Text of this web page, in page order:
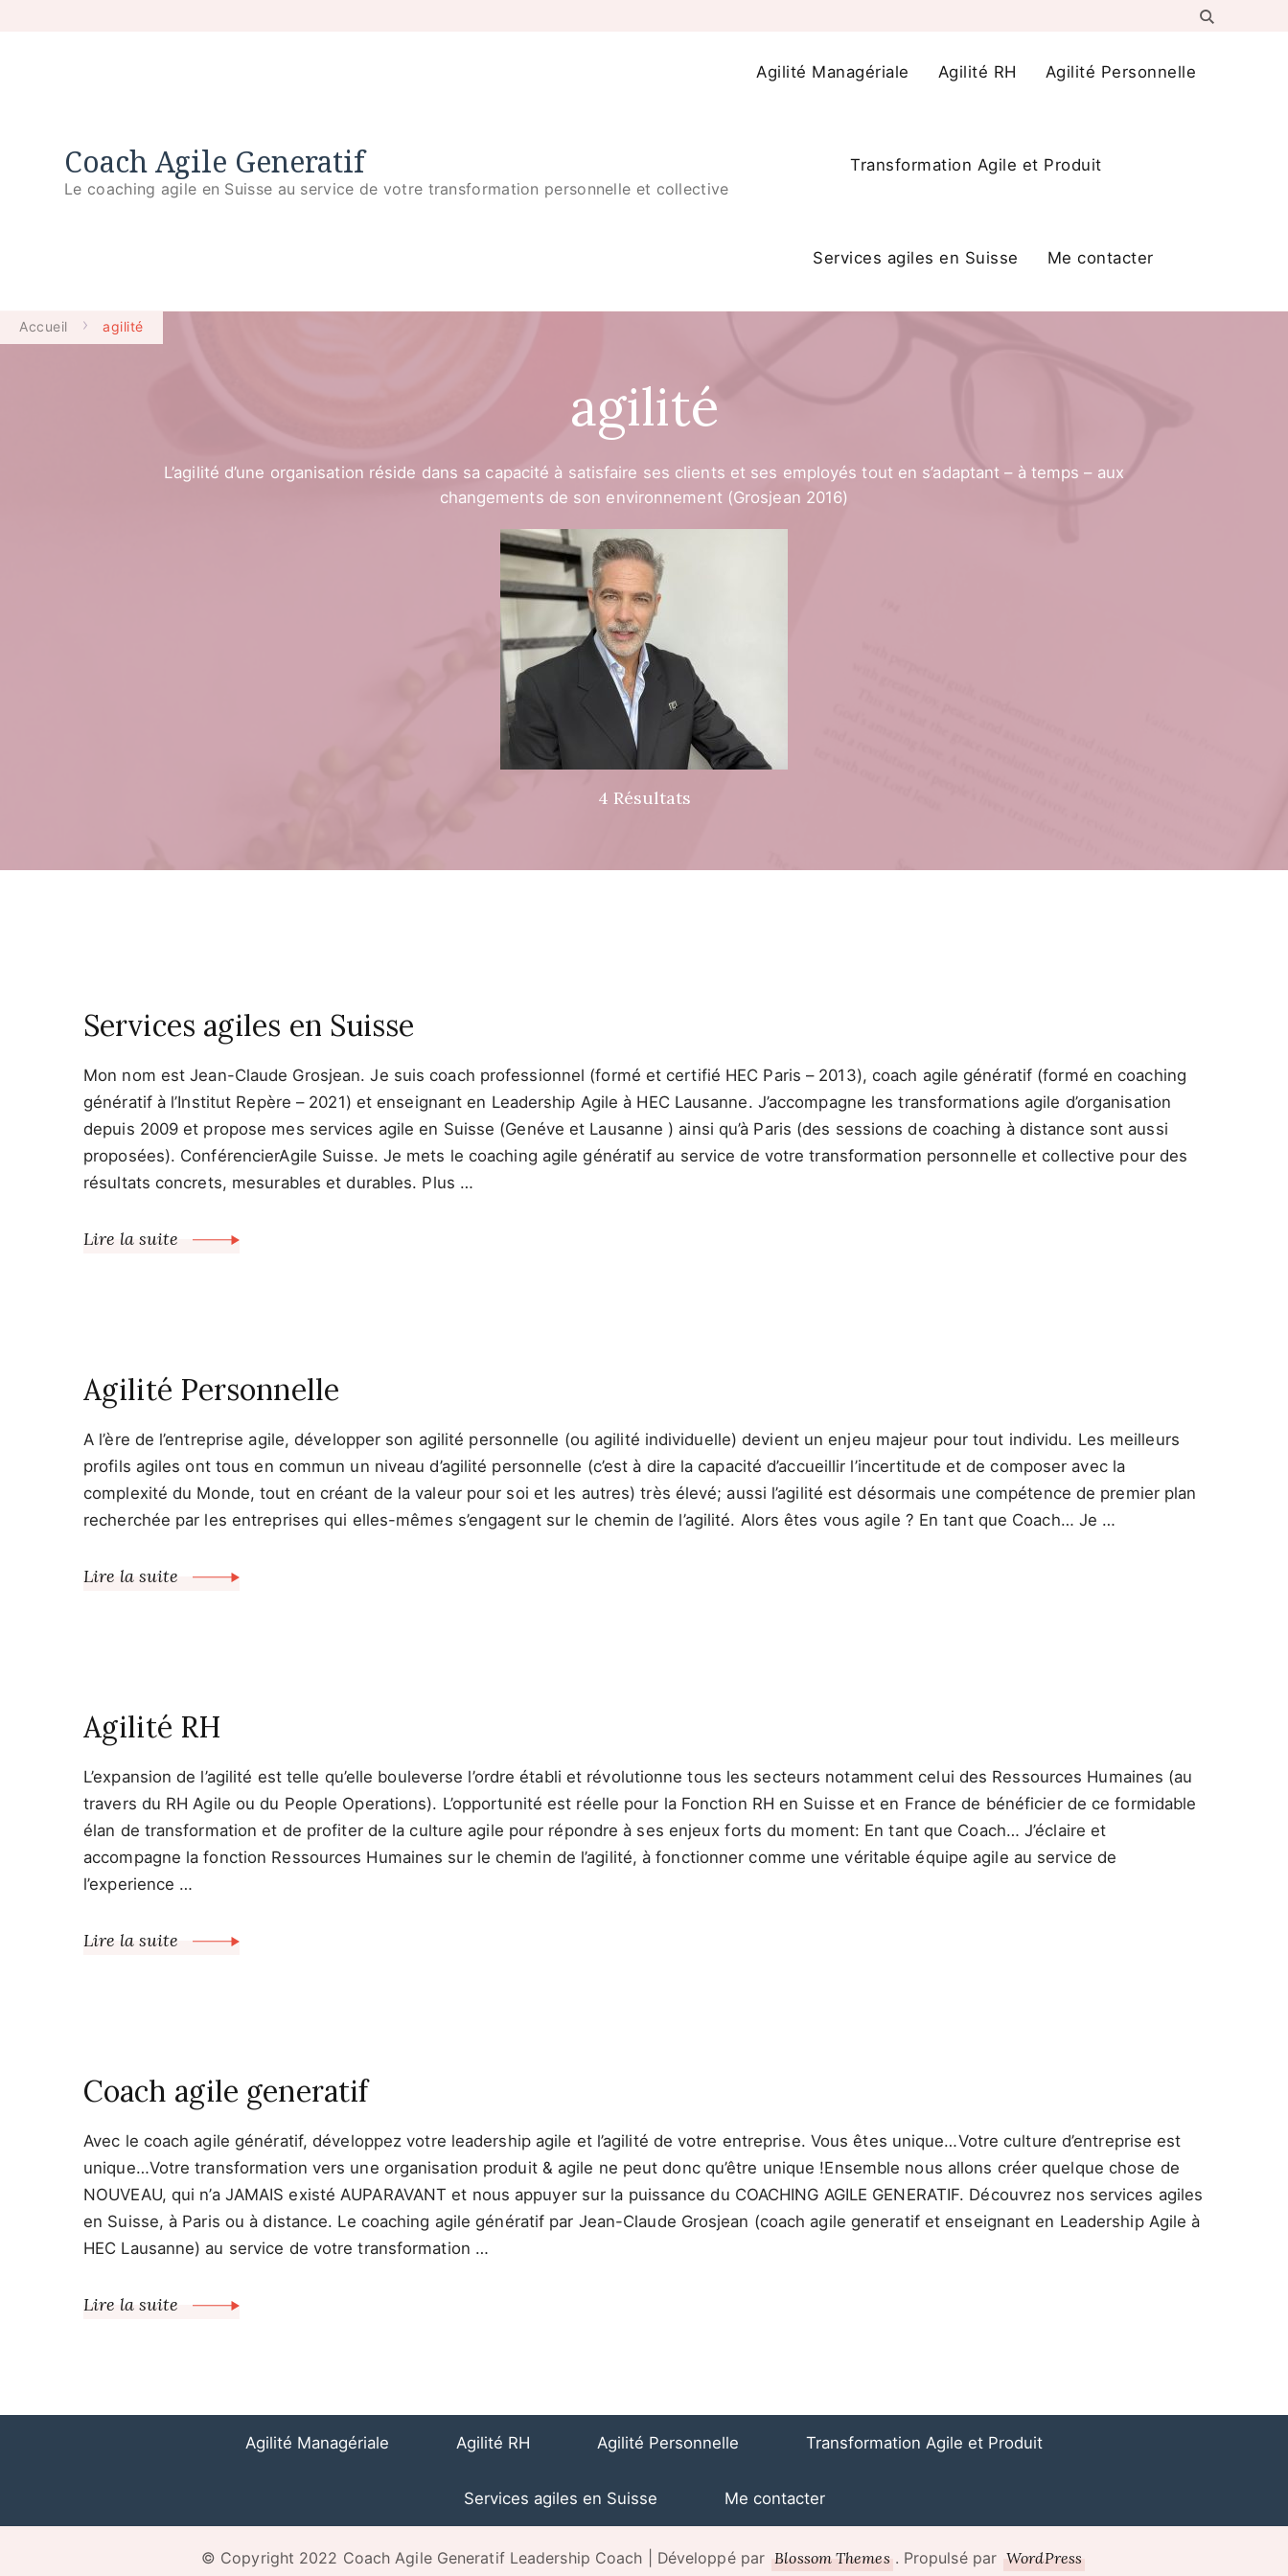
Coach Agile Generatif
Le coaching agile en Suisse au service de votre transformation personnelle et collective
Agilité Managériale Agilité RH Agilité Personnelle
Transformation Agile et Produit
Services agiles en Suisse Me contacter
Accueil agilité
agilité
L’agilité d’une organisation réside dans sa capacité à satisfaire ses clients et ses employés tout en s’adaptant – à temps – aux
changements de son environnement (Grosjean 2016)
4 Résultats
Services agiles en Suisse
Mon nom est Jean-Claude Grosjean. Je suis coach professionnel (formé et certifié HEC Paris – 2013), coach agile génératif (formé en coaching
génératif à l’Institut Repère – 2021) et enseignant en Leadership Agile à HEC Lausanne. J’accompagne les transformations agile d’organisation
depuis 2009 et propose mes services agile en Suisse (Genéve et Lausanne ) ainsi qu’à Paris (des sessions de coaching à distance sont aussi
proposées). ConférencierAgile Suisse. Je mets le coaching agile génératif au service de votre transformation personnelle et collective pour des
résultats concrets, mesurables et durables. Plus …
Lire la suite
Agilité Personnelle
A l’ère de l’entreprise agile, développer son agilité personnelle (ou agilité individuelle) devient un enjeu majeur pour tout individu. Les meilleurs
profils agiles ont tous en commun un niveau d’agilité personnelle (c’est à dire la capacité d’accueillir l’incertitude et de composer avec la
complexité du Monde, tout en créant de la valeur pour soi et les autres) très élevé; aussi l’agilité est désormais une compétence de premier plan
recherchée par les entreprises qui elles-mêmes s’engagent sur le chemin de l’agilité. Alors êtes vous agile ? En tant que Coach… Je …
Lire la suite
Agilité RH
L’expansion de l’agilité est telle qu’elle bouleverse l’ordre établi et révolutionne tous les secteurs notamment celui des Ressources Humaines (au
travers du RH Agile ou du People Operations). L’opportunité est réelle pour la Fonction RH en Suisse et en France de bénéficier de ce formidable
élan de transformation et de profiter de la culture agile pour répondre à ses enjeux forts du moment: En tant que Coach… J’éclaire et
accompagne la fonction Ressources Humaines sur le chemin de l’agilité, à fonctionner comme une véritable équipe agile au service de
l’experience …
Lire la suite
Coach agile generatif
Avec le coach agile génératif, développez votre leadership agile et l’agilité de votre entreprise. Vous êtes unique…Votre culture d’entreprise est
unique…Votre transformation vers une organisation produit & agile ne peut donc qu’être unique !Ensemble nous allons créer quelque chose de
NOUVEAU, qui n’a JAMAIS existé AUPARAVANT et nous appuyer sur la puissance du COACHING AGILE GENERATIF. Découvrez nos services agiles
en Suisse, à Paris ou à distance. Le coaching agile génératif par Jean-Claude Grosjean (coach agile generatif et enseignant en Leadership Agile à
HEC Lausanne) au service de votre transformation …
Lire la suite
Agilité Managériale Agilité RH Agilité Personnelle Transformation Agile et Produit
Services agiles en Suisse Me contacter
© Copyright 2022 Coach Agile GeneratifLeadership Coach | Développé par Blossom Themes . Propulsé par WordPress